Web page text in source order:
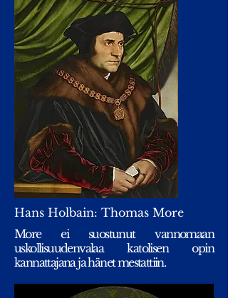
Hans Holbain: Thomas More
More ei suostunut vannomaan
uskollisuudenvalaa katolisen opin
kannattajana ja hänet mestattiin.